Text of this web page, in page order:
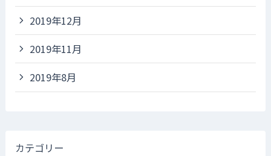
2019年12月
2019年11月
2019年8月
カテゴリー